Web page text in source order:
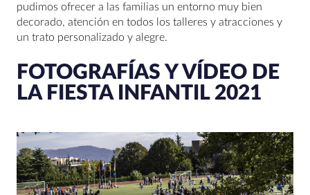
pudimos ofrecer a las familias un entorno muy bien
decorado, atención en todos los talleres y atracciones y
un trato personalizado y alegre.
FOTOGRAFÍAS Y VÍDEO DE
LA FIESTA INFANTIL 2021